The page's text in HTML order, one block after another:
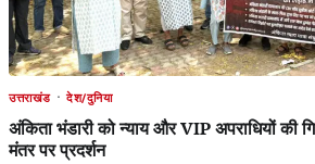
उत्तराखंड देश/दुनिया
अंकिता भंडारी को न्याय और VIP अपराधियों की
मंतर पर प्रदर्शन